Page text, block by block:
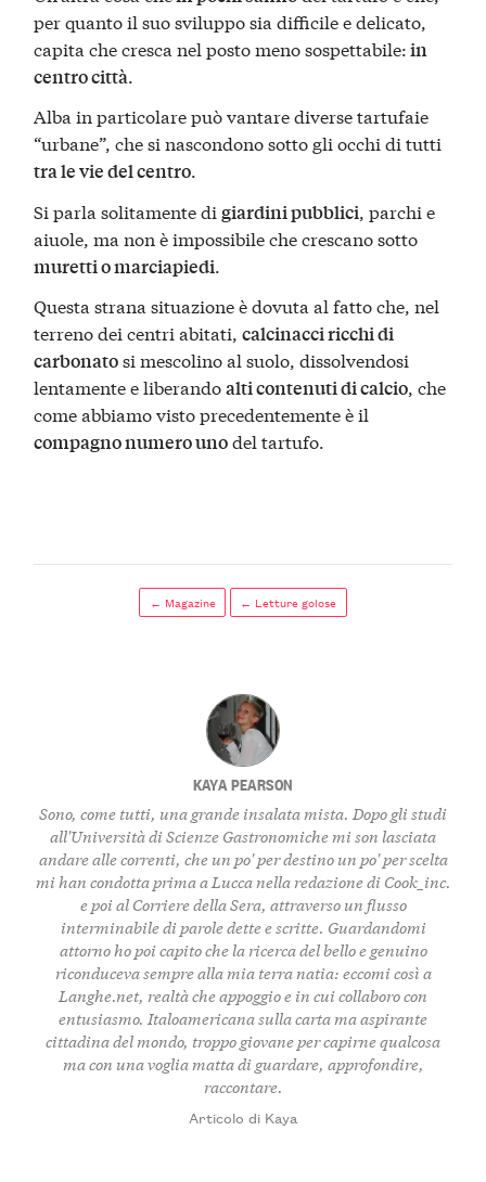
per quanto il suo sviluppo sia difficile e delicato,
capita che cresca nel posto meno sospettabile:in
centro città
Alba in particolare può vantare diverse tartufaie
“urbane”, che si nascondono sotto gli occhi di tutti
tra le vie del centro.
Si parla solitamente digiardini pubblici, parchi e
aiuole, ma non è impossibile che crescano sotto
muretti o marciapiedi.
Questa strana situazione è dovuta al fatto che, nel
terreno dei centri abitati,calcinacci ricchi di
carbonatosi mescolino al suolo, dissolvendosi
lentamente e liberandoalti contenuti di calcio, che
come abbiamo visto precedentemente è il
compagno numero unodel tartufo.
← Magazine ← Letture golose
KAYA PEARSON
Sono, come tutti, una grande insalata mista. Dopo gli studi
all'Università di Scienze Gastronomiche mi son lasciata
andare alle correnti, che un po' per destino un po' per scelta
mi han condotta prima a Lucca nella redazione di Cook_inc.
e poi al Corriere della Sera, attraverso un flusso
interminabile di parole dette e scritte. Guardandomi
attorno ho poi capito che la ricerca del bello e genuino
riconduceva sempre alla mia terra natia: eccomi così a
Langhe.net, realtà che appoggio e in cui collaboro con
entusiasmo. Italoamericana sulla carta ma aspirante
cittadina del mondo, troppo giovane per capirne qualcosa
ma con una voglia matta di guardare, approfondire,
raccontare.
Articolo di Kaya